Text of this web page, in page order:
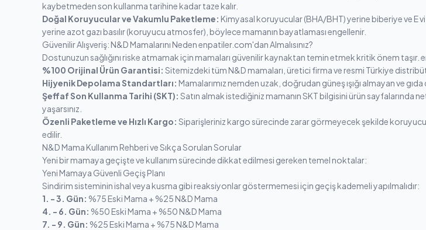
kaybetmeden son kullanma tarihine kadar taze kalır.
Doğal Koruyucular ve Vakumlu Paketleme: Kimyasal koruyucular (BHA/BHT) yerine biberiye ve E
yerine azot gazı basılır (koruyucu atmosfer), böylece mamanın bayatlaması engellenir.
Güvenilir Alışveriş: N&D Mamalarını Neden enpatiler.com'dan Almalısınız?
Dostunuzun sağlığını riske atmamak için mamaları güvenilir kaynaktan temin etmek kritik önem taşır.
%100 Orijinal Ürün Garantisi: Sitemizdeki tüm N&D mamaları, üretici firma ve resmi Türkiye
Hijyenik Depolama Standartları: Mamalarımız nemden uzak, doğrudan güneş ışığı almayan ve
Şeffaf Son Kullanma Tarihi (SKT): Satın almak istediğiniz mamanın SKT bilgisini ürün sayfalarında
yaşarsınız.
Özenli Paketleme ve Hızlı Kargo: Siparişleriniz kargo sürecinde zarar görmeyecek şekilde
edilir.
N&D Mama Kullanım Rehberi ve Sıkça Sorulan Sorular
Yeni bir mamaya geçişte ve kullanım sürecinde dikkat edilmesi gereken temel noktalar:
Yeni Mamaya Güvenli Geçiş Planı
Sindirim sisteminin ishal veya kusma gibi reaksiyonlar göstermemesi için geçiş kademeli yapılmalıdır:
1. - 3. Gün: %75 Eski Mama + %25 N&D Mama
4. - 6. Gün: %50 Eski Mama + %50 N&D Mama
7. - 9. Gün: %25 Eski Mama + %75 N&D Mama